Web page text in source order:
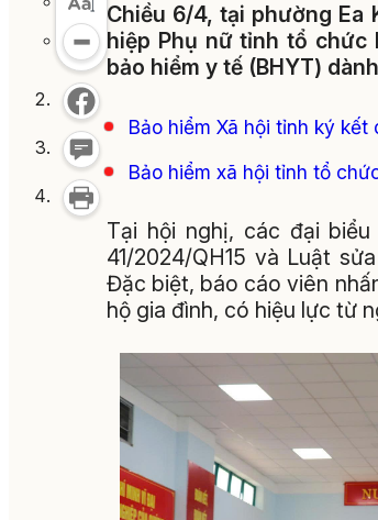
Chiều 6/4, tại phường Ea
hiệp Phụ nữ tỉnh tổ chức
bảo hiểm y tế (BHYT)
Bảo hiểm Xã hội tỉnh ký
Bảo hiểm xã hội tỉnh tổ
Tại hội nghị, các đại
41/2024/QH15 và Luật
Đặc biệt, báo cáo viên
hộ gia đình, có hiệu lực từ